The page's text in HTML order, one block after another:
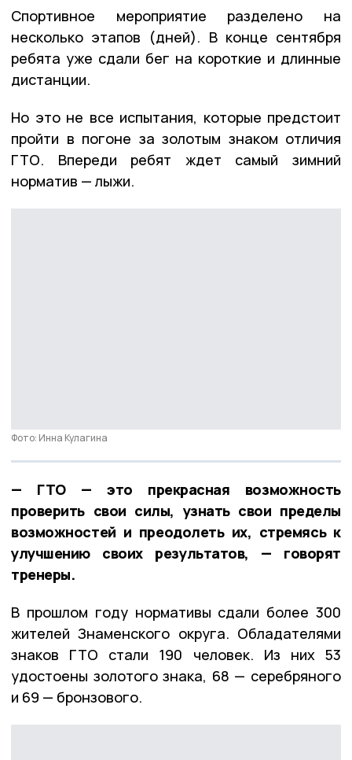
Спортивное мероприятие разделено на
несколько этапов (дней). В конце сентября
ребята уже сдали бег на короткие и длинные
дистанции.
Но это не все испытания, которые предстоит
пройти в погоне за золотым знаком отличия
ГТО. Впереди ребят ждет самый зимний
норматив — лыжи.
Фото: Инна Кулагина
— ГТО — это прекрасная возможность
проверить свои силы, узнать свои пределы
возможностей и преодолеть их, стремясь к
улучшению своих результатов, — говорят
тренеры.
В прошлом году нормативы сдали более 300
жителей Знаменского округа. Обладателями
знаков ГТО стали 190 человек. Из них 53
удостоены золотого знака, 68 — серебряного
и 69 — бронзового.